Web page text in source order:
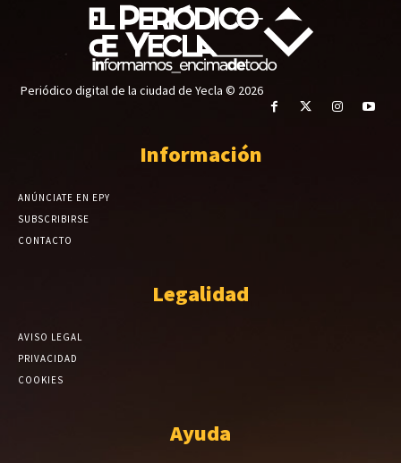
Periódico digital de la ciudad de Yecla © 2026
Información
ANÚNCIATE EN EPY
SUBSCRIBIRSE
CONTACTO
Legalidad
AVISO LEGAL
PRIVACIDAD
COOKIES
Ayuda